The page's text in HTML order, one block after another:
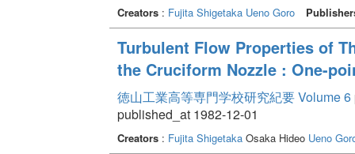
Creators: Fujita Shigetaka Ueno Goro
Turbulent Flow Properties of
the Cruciform Nozzle : One-
徳山工業高等専門学校研究紀要 Volume 6
published_at 1982-12-01
Creators: Fujita ShigetakaOsaka Hideo Ueno